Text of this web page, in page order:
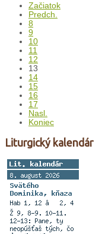
Začiatok
Predch.
8
9
10
11
12
13
14
15
16
17
Nasl.
Koniec
Liturgický kalendár